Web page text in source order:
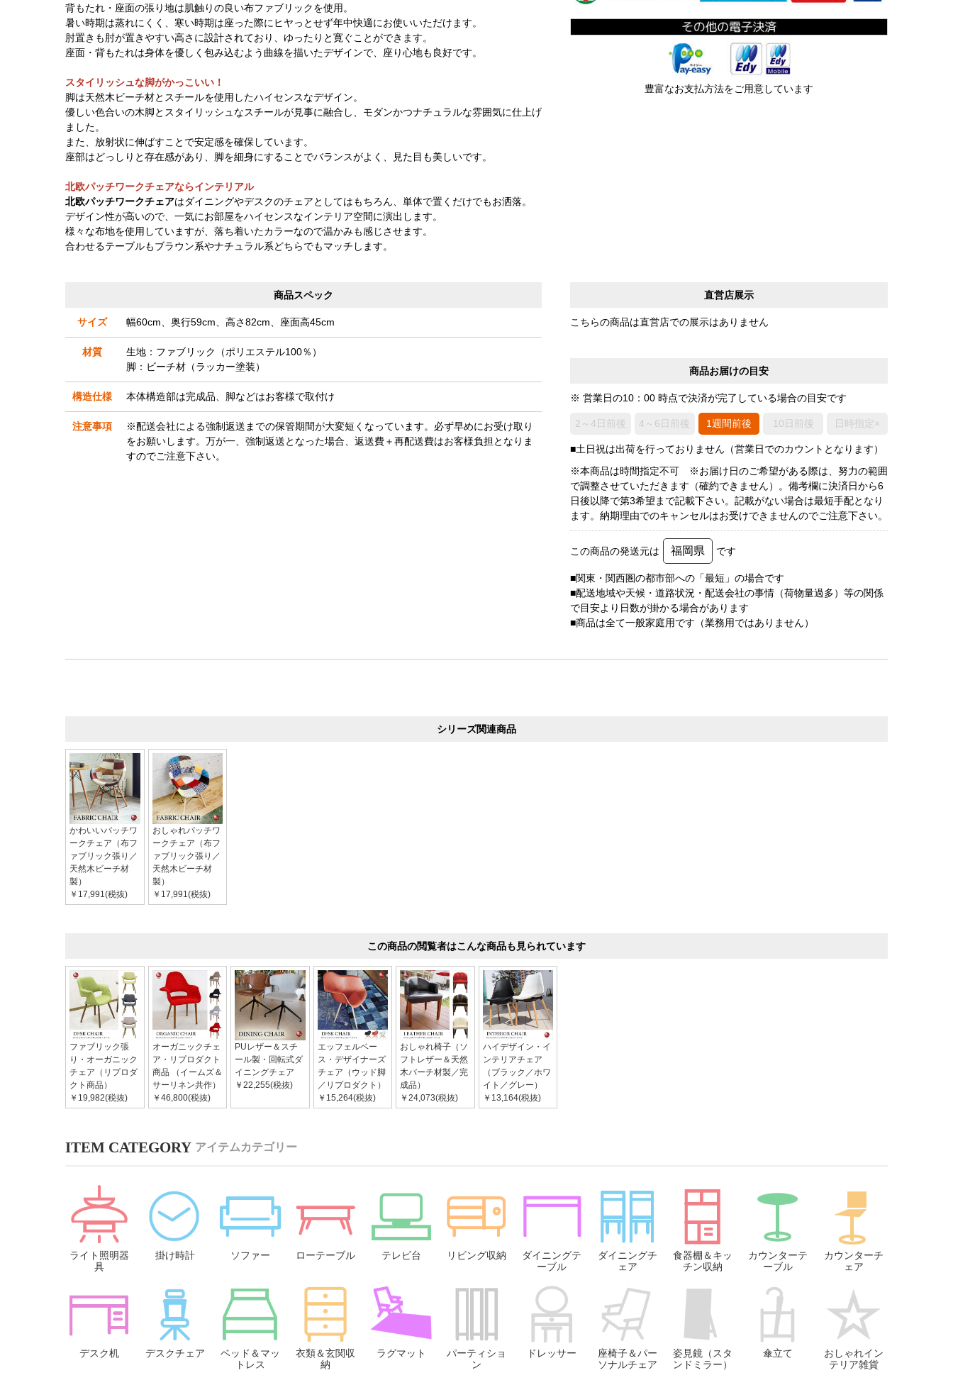
背もたれ・座面の張り地は肌触りの良い布ファブリックを使用。
暑い時期は蒸れにくく、寒い時期は座った際にヒヤっとせず年中快適にお使いいただけます。
肘置きも肘が置きやすい高さに設計されており、ゆったりと寛ぐことができます。
座面・背もたれは身体を優しく包み込むよう曲線を描いたデザインで、座り心地も良好です。
スタイリッシュな脚がかっこいい！
脚は天然木ビーチ材とスチールを使用したハイセンスなデザイン。
優しい色合いの木脚とスタイリッシュなスチールが見事に融合し、モダンかつナチュラルな雰囲気に仕上げ
ました。
また、放射状に伸ばすことで安定感を確保しています。
座部はどっしりと存在感があり、脚を細身にすることでバランスがよく、見た目も美しいです。
北欧パッチワークチェアならインテリアル
北欧パッチワークチェアはダイニングやデスクのチェアとしてはもちろん、単体で置くだけでもお洒落。
デザイン性が高いので、一気にお部屋をハイセンスなインテリア空間に演出します。
様々な布地を使用していますが、落ち着いたカラーなので温かみも感じさせます。
合わせるテーブルもブラウン系やナチュラル系どちらでもマッチします。
豊富なお支払方法をご用意しています
直営店展示
こちらの商品は直営店での展示はありません
商品お届けの目安
※ 営業日の10：00 時点で決済が完了している場合の目安です
2～4日前後 4～6日前後 1週間前後 10日前後 日時指定×
■土日祝は出荷を行っておりません（営業日でのカウントとなります）
※本商品は時間指定不可 ※お届け日のご希望がある際は、努力の範囲
で調整させていただきます（確約できません）。備考欄に決済日から6
日後以降で第3希望まで記載下さい。記載がない場合は最短手配となり
ます。納期理由でのキャンセルはお受けできませんのでご注意下さい。
この商品の発送元は 福岡県 です
■関東・関西圏の都市部への「最短」の場合です
■配送地域や天候・道路状況・配送会社の事情（荷物量過多）等の関係
で目安より日数が掛かる場合があります
■商品は全て一般家庭用です（業務用ではありません）
商品スペック
サイズ 幅60cm、奥行59cm、高さ82cm、座面高45cm
材質
生地：ファブリック（ポリエステル100％）
脚：ビーチ材（ラッカー塗装）
構造仕様 本体構造部は完成品、脚などはお客様で取付け
注意事項
※配送会社による強制返送までの保管期間が大変短くなっています。必ず早めにお受け取り
をお願いします。万が一、強制返送となった場合、返送費＋再配送費はお客様負担となりま
すのでご注意下さい。
シリーズ関連商品
かわいいパッチワ
ークチェア（布フ
ァブリック張り／
天然木ビーチ材
製）
￥17,991(税抜)
おしゃれパッチワ
ークチェア（布フ
ァブリック張り／
天然木ビーチ材
製）
￥17,991(税抜)
この商品の閲覧者はこんな商品も見られています
ファブリック張
り・オーガニック
チェア（リプロダ
クト商品）
￥19,982(税抜)
オーガニックチェ
ア・リプロダクト
商品 （イームズ＆
サーリネン共作）
￥46,800(税抜)
PUレザー＆スチ
ール製・回転式ダ
イニングチェア
￥22,255(税抜)
エッフェルベー
ス・デザイナーズ
チェア（ウッド脚
／リプロダクト）
￥15,264(税抜)
おしゃれ椅子（ソ
フトレザー＆天然
木バーチ材製／完
成品）
￥24,073(税抜)
ハイデザイン・イ
ンテリアチェア
（ブラック／ホワ
イト／グレー）
￥13,164(税抜)
アイテムカテゴリー
ライト照明器
具
掛け時計 ソファー ローテーブル テレビ台 リビング収納
ダイニングテ
ーブル
ダイニングチ
ェア
食器棚＆キッ
チン収納
カウンターテ
ーブル
カウンターチ
ェア
デスク机 デスクチェア
ベッド＆マッ
トレス
衣類＆玄関収
納
ラグマット
パーティショ
ン
ドレッサー
座椅子＆パー
ソナルチェア
姿見鏡（スタ
ンドミラー）
傘立て
おしゃれイン
テリア雑貨